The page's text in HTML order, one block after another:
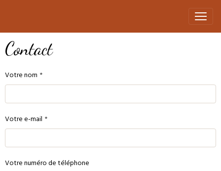
Contact
Votre nom
Votre e-mail
Votre numéro de téléphone